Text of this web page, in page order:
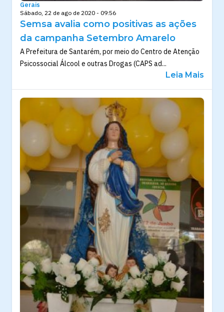
Gerais
Sábado, 22 de ago de 2020 - 09:56
Semsa avalia como positivas as ações
da campanha Setembro Amarelo
A Prefeitura de Santarém, por meio do Centro de Atenção
Psicossocial Álcool e outras Drogas (CAPS ad...
Leia Mais